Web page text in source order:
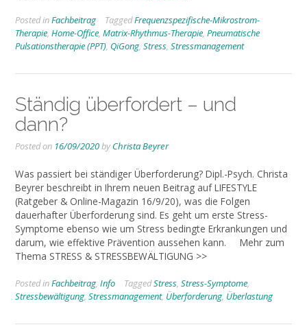
Posted inFachbeitrag TaggedFrequenzspezifische-Mikrostrom-
Therapie, Home-Office, Matrix-Rhythmus-Therapie, Pneumatische
Pulsationstherapie (PPT), QiGong, Stress, Stressmanagement
Ständig überfordert – und
dann?
Posted on 16/09/2020by Christa Beyrer
Was passiert bei ständiger Überforderung? Dipl.-Psych. Christa
Beyrer beschreibt in Ihrem neuen Beitrag auf LIFESTYLE
(Ratgeber & Online-Magazin 16/9/20), was die Folgen
dauerhafter Überforderung sind. Es geht um erste Stress-
Symptome ebenso wie um Stress bedingte Erkrankungen und
darum, wie effektive Prävention aussehen kann. Mehr zum
Thema STRESS & STRESSBEWÄLTIGUNG >>
Posted inFachbeitrag, Info TaggedStress, Stress-Symptome,
Stressbewältigung, Stressmanagement, Überforderung, Überlastung